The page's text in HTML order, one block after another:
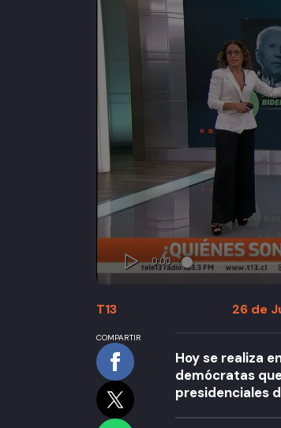
T13 26 de
COMPARTIR
Hoy se realiza
demócratas
presidenciales